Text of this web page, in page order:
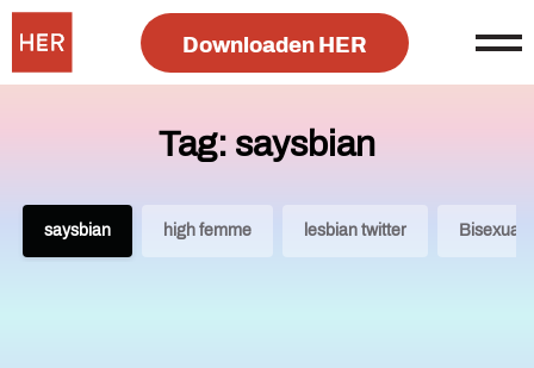
Downloaden HER
Tag: saysbian
saysbian high femme lesbian twitter Bisexual